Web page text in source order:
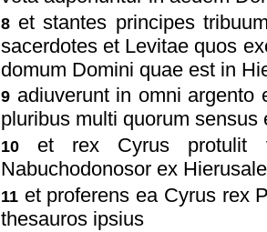
8 et stantes principes
sacerdotes et Levitae quos
domum Domini quae est in
9 adiuverunt in omni
pluribus multi quorum sensus
10
et rex Cyrus protulit
Nabuchodonosor ex
11 et proferens ea Cyrus rex
thesauros ipsius